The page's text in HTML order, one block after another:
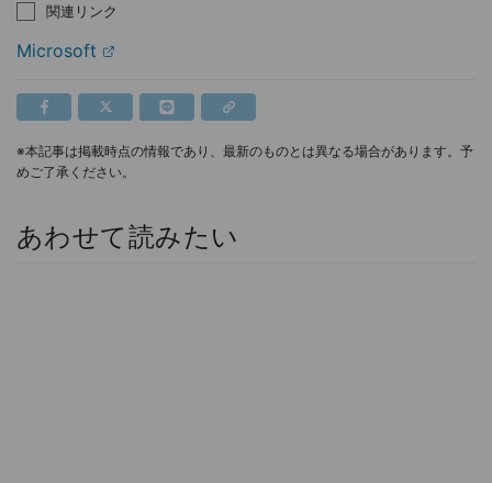
関連リンク
Microsoft
※本記事は掲載時点の情報であり、最新のものとは異なる場合があります。予
めご了承ください。
あわせて読みたい